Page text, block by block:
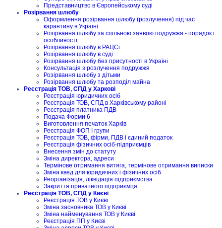
Представництво в Європейському суді
Розірвання шлюбу
Оформлення розірвання шлюбу (розлучення) під час
карантину в Україні
Розірвання шлюбу за спільною заявою подружжя - порядок і
особливості
Розірвання шлюбу в РАЦСі
Розірвання шлюбу в суді
Розірвання шлюбу без присутності в Україні
Консультація з розлучення подружжя
Розірвання шлюбу з дітьми
Розірвання шлюбу та розподіл майна
Реєстрація ТОВ, СПД у Харкові
Реєстрація юридичних осіб
Реєстрація ТОВ, СПД в Харківському районі
Реєстрація платника ПДВ
Подача Форми 6
Виготовлення печаток Харків
Реєстрація ФОП I групи
Реєстрація ТОВ, фірми, ПДВ і єдиний податок
Реєстрація фізичних осіб-підприємців
Внесення змін до статуту
Зміна директора, адреси
Термінове отримання витяга, термінове отримання виписки
Зміна квед для юридичних і фізичних осіб
Реорганізація, ліквідація підприємства
Закриття приватного підприємця
Реєстрація ТОВ, СПД у Києві
Реєстрація ТОВ у Києві
Зміна засновника ТОВ у Києві
Зміна найменування ТОВ у Києві
Реєстрація ПП у Києві